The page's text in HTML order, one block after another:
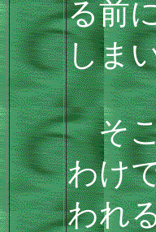
る前
しま
そこ
わけ
われ